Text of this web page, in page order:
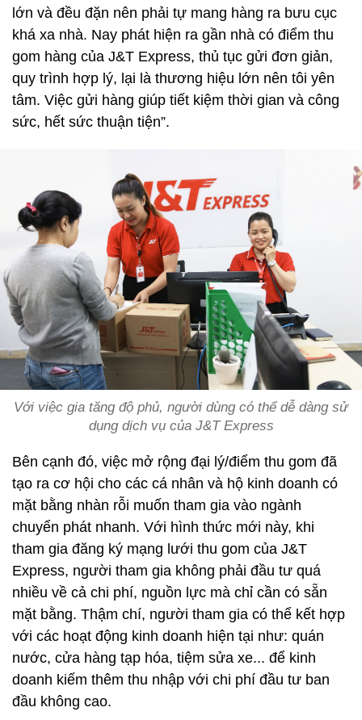
lớn và đều đặn nên phải tự mang hàng ra bưu cục
khá xa nhà. Nay phát hiện ra gần nhà có điểm thu
gom hàng của J&T Express, thủ tục gửi đơn giản,
quy trình hợp lý, lại là thương hiệu lớn nên tôi yên
tâm. Việc gửi hàng giúp tiết kiệm thời gian và công
sức, hết sức thuận tiện”.
Với việc gia tăng độ phủ, người dùng có thể dễ dàng sử
dụng dịch vụ của J&T Express
Bên cạnh đó, việc mở rộng đại lý/điểm thu gom đã
tạo ra cơ hội cho các cá nhân và hộ kinh doanh có
mặt bằng nhàn rỗi muốn tham gia vào ngành
chuyển phát nhanh. Với hình thức mới này, khi
tham gia đăng ký mạng lưới thu gom của J&T
Express, người tham gia không phải đầu tư quá
nhiều về cả chi phí, nguồn lực mà chỉ cần có sẵn
mặt bằng. Thậm chí, người tham gia có thể kết hợp
với các hoạt động kinh doanh hiện tại như: quán
nước, cửa hàng tạp hóa, tiệm sửa xe... để kinh
doanh kiếm thêm thu nhập với chi phí đầu tư ban
đầu không cao.